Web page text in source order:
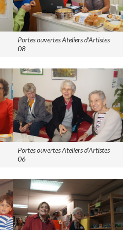
Portes ouvertes Ateliers d’Artistes
08
Portes ouvertes Ateliers d’Artistes
06